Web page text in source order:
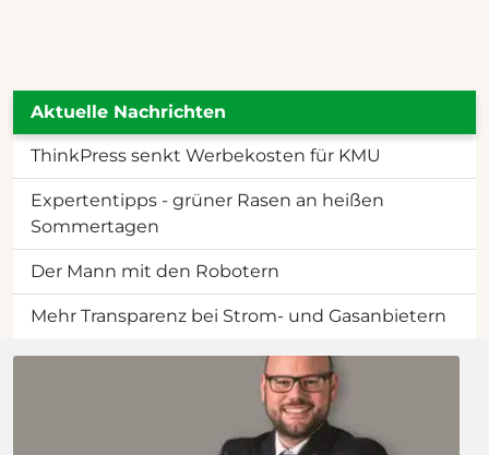
Aktuelle Nachrichten
ThinkPress senkt Werbekosten für KMU
Expertentipps - grüner Rasen an heißen
Sommertagen
Der Mann mit den Robotern
Mehr Transparenz bei Strom- und Gasanbietern